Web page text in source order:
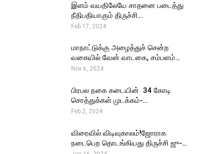
இளம் வயதிலேயே சாதனை படைத்து
நீதிபதியாகும் திருச்சி…
Feb 17, 2024
மாநாட்டுக்கு அழைத்துச் சென்ற
வகையில் வேன் வாடகை, சம்பளம்…
Nov 6, 2024
பிரபல நகை கடையின் ₹ 34 கோடி
சொத்துக்கள் முடக்கம்-…
Feb 2, 2024
விரைவில் விடிவுகாலம்!ஜோராக
நடைபெற தொடங்கியது திருச்சி ஜு-…